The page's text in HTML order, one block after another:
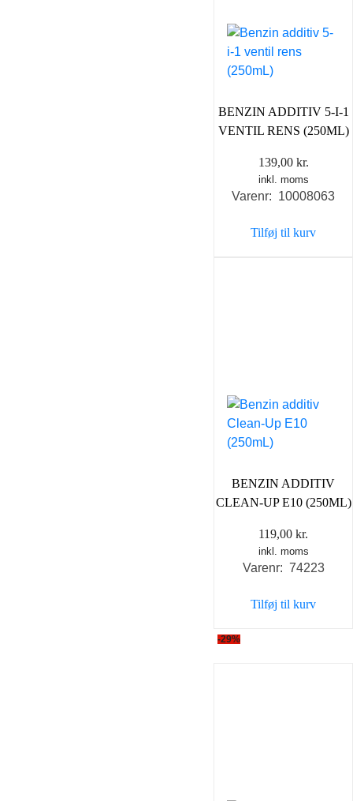
BENZIN ADDITIV 5-I-1
VENTIL RENS (250ML)
139,00 kr.
inkl. moms
Varenr: 10008063
Tilføj til kurv
BENZIN ADDITIV
CLEAN-UP E10 (250ML)
119,00 kr.
inkl. moms
Varenr: 74223
Tilføj til kurv
-29%